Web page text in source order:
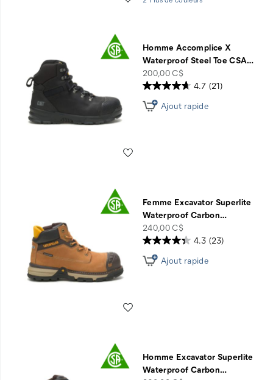
Homme Accomplice X
Waterproof Steel Toe CSA…
price
200,00 C$
4.7 (21)
Ajout rapide
Femme Excavator Superlite
Waterproof Carbon…
price
240,00 C$
4.3 (23)
Ajout rapide
Homme Excavator Superlite
Waterproof Carbon…